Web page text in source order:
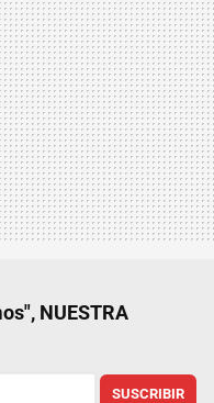
NUESTRA
SUSCRIBIR